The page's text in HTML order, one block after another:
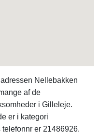
Nellebakken
af de
i Gilleleje.
er i kategori
er 21486926.